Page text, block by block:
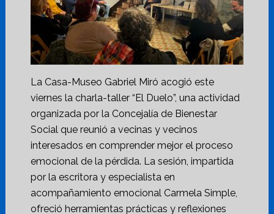
La Casa-Museo Gabriel Miró acogió este
viernes la charla-taller “El Duelo”, una actividad
organizada por la Concejalía de Bienestar
Social que reunió a vecinas y vecinos
interesados en comprender mejor el proceso
emocional de la pérdida. La sesión, impartida
por la escritora y especialista en
acompañamiento emocional Carmela Simple,
ofreció herramientas prácticas y reflexiones